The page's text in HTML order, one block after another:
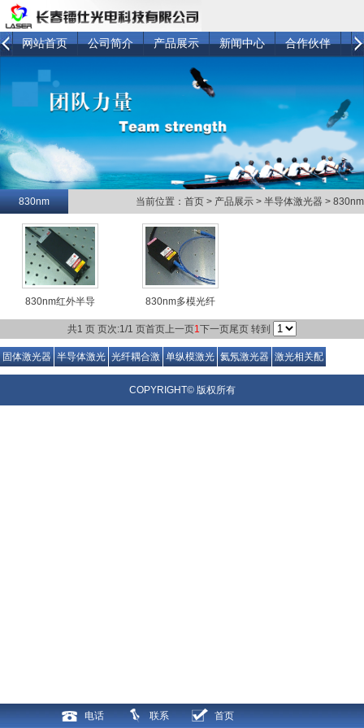
网站首页 公司简介 产品展示 新闻中心 合作伙伴
当前位置： 首页 > 产品展示 > 半导体激光器 > 830nm
830nm
830nm红外半导
体激光...
830nm多模光纤
耦合激...
共1 页 页次:1/1 页首页 上一页1 下一页尾页 转到
固体激光器 半导体激光
器
光纤耦合激
光器
单纵模激光
器
氦氖激光器 激光相关配
件
COPYRIGHT© 版权所有
电话 联系 首页